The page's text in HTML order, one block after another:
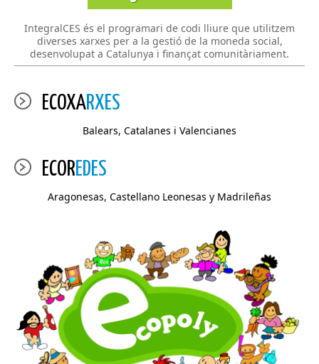
IntegralCES és el programari de codi lliure que utilitzem
diverses xarxes per a la gestió de la moneda social,
desenvolupat a Catalunya i finançat comunitàriament.
ECOXARXES
Balears, Catalanes i Valencianes
ECOREDES
Aragonesas, Castellano Leonesas y Madrileñas